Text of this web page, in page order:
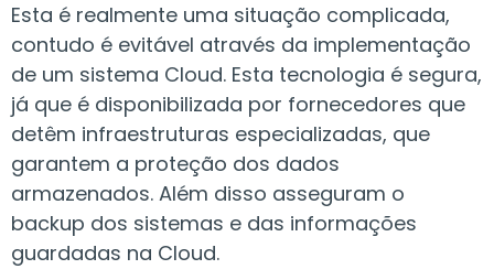
Esta é realmente uma situação complicada,
contudo é evitável através da implementação
de um sistema Cloud. Esta tecnologia é segura,
já que é disponibilizada por fornecedores que
detêm infraestruturas especializadas, que
garantem a proteção dos dados
armazenados. Além disso asseguram o
backup dos sistemas e das informações
guardadas na Cloud.